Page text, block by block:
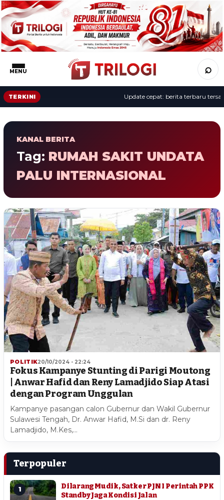
MENU ⌕
TERKINI Update cepat: berita terbaru tersaji
KANAL BERITA
Tag: RUMAH SAKIT UNDATA
PALU INTERNASIONAL
POLITIK20/10/2024 - 22:24
Fokus Kampanye Stunting di Parigi Moutong
| Anwar Hafid dan Reny Lamadjido Siap Atasi
dengan Program Unggulan
Kampanye pasangan calon Gubernur dan Wakil Gubernur
Sulawesi Tengah, Dr. Anwar Hafid, M.Si dan dr. Reny
Lamadjido, M.Kes,…
Terpopuler
1
Dilarang Mudik, Satker PJN I Perintah PPK
Standby Jaga Kondisi Jalan